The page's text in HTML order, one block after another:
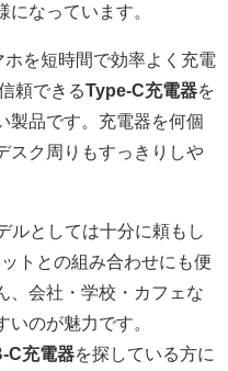
になっています。
を短時間で効率よく充電
頼できるType-C充電器を
製品です。充電器を何個
スク周りもすっきりしや
ルとしては十分に頼もし
トとの組み合わせにも便
、会社・学校・カフェな
いのが魅力です。
C充電器を探している方に